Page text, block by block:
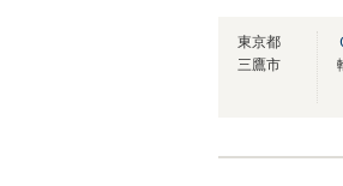
東京都
三鷹市